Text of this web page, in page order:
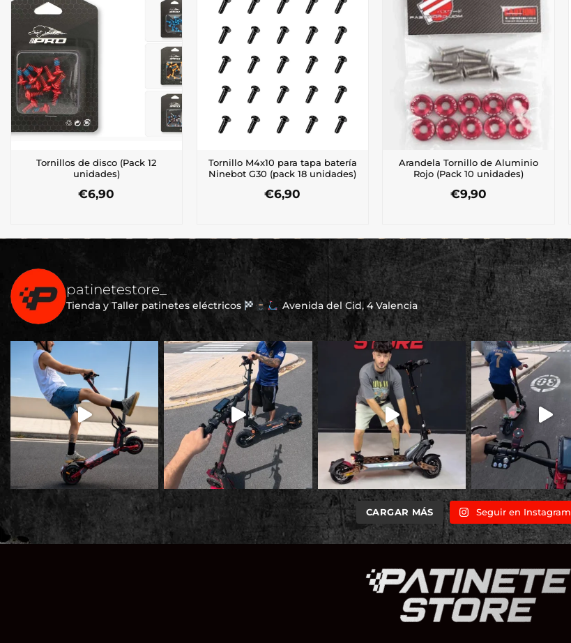
Tornillos de disco (Pack 12
unidades)
€6,90
Tornillo M4x10 para tapa batería
Ninebot G30 (pack 18 unidades)
€6,90
Arandela Tornillo de Aluminio
Rojo (Pack 10 unidades)
€9,90
patinetestore_
Tienda y Taller patinetes eléctricos Avenida del Cid, 4 Valencia
CARGAR MÁS Seguir en Instagram